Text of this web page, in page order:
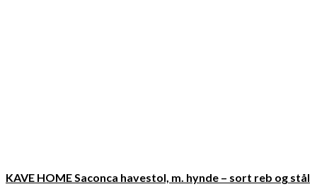
KAVE HOME Saconca havestol, m. hynde – sort reb og stål